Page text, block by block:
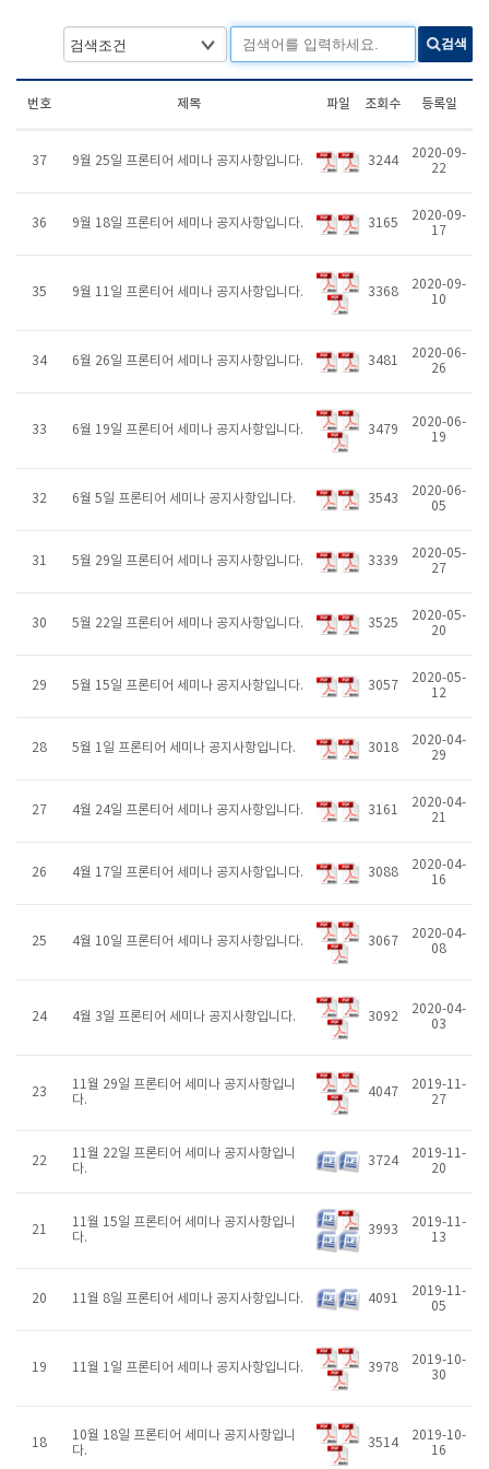
검색
번호 제목 파일 조회수 등록일
37 9월 25일 프론티어 세미나 공지사항입니다. 3244
2020-09-
22
36 9월 18일 프론티어 세미나 공지사항입니다. 3165
2020-09-
17
35 9월 11일 프론티어 세미나 공지사항입니다. 3368
2020-09-
10
34 6월 26일 프론티어 세미나 공지사항입니다. 3481
2020-06-
26
33 6월 19일 프론티어 세미나 공지사항입니다. 3479
2020-06-
19
32 6월 5일 프론티어 세미나 공지사항입니다. 3543
2020-06-
05
31 5월 29일 프론티어 세미나 공지사항입니다. 3339
2020-05-
27
30 5월 22일 프론티어 세미나 공지사항입니다. 3525
2020-05-
20
29 5월 15일 프론티어 세미나 공지사항입니다. 3057
2020-05-
12
28 5월 1일 프론티어 세미나 공지사항입니다. 3018
2020-04-
29
27 4월 24일 프론티어 세미나 공지사항입니다. 3161
2020-04-
21
26 4월 17일 프론티어 세미나 공지사항입니다. 3088
2020-04-
16
25 4월 10일 프론티어 세미나 공지사항입니다. 3067
2020-04-
08
24 4월 3일 프론티어 세미나 공지사항입니다. 3092
2020-04-
03
23
11월 29일 프론티어 세미나 공지사항입니
다.
4047
2019-11-
27
22
11월 22일 프론티어 세미나 공지사항입니
다.
3724
2019-11-
20
21
11월 15일 프론티어 세미나 공지사항입니
다.
3993
2019-11-
13
20 11월 8일 프론티어 세미나 공지사항입니다. 4091
2019-11-
05
19 11월 1일 프론티어 세미나 공지사항입니다. 3978
2019-10-
30
18
10월 18일 프론티어 세미나 공지사항입니
다.
3514
2019-10-
16